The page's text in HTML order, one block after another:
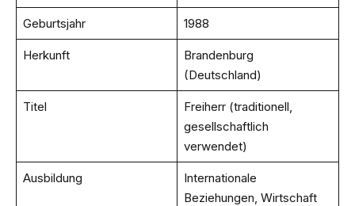
Geburtsjahr 1988
Herkunft
Brandenburg
(Deutschland)
Titel
Freiherr (traditionell,
gesellschaftlich
verwendet)
Ausbildung
Internationale
Beziehungen, Wirtschaft